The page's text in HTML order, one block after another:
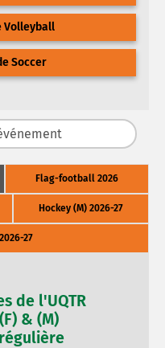
Volleyball
Soccer
Flag-football 2026
Hockey (M) 2026-27
27
de l'UQTR
& (M)